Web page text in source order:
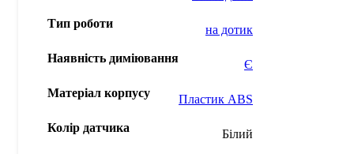
Тип роботи на дотик
Наявність диміювання Є
Матеріал корпусу Пластик ABS
Колір датчика Білий